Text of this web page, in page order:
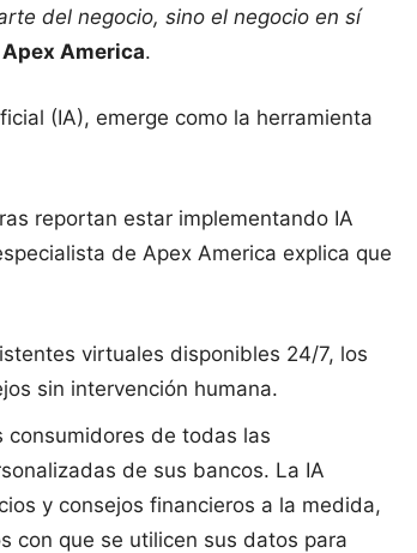
del negocio, sino el negocio en sí
Apex America.
(IA), emerge como la herramienta
reportan estar implementando IA
de Apex America explica que
virtuales disponibles 24/7, los
sin intervención humana.
consumidores de todas las
de sus bancos. La IA
y consejos financieros a la medida,
con que se utilicen sus datos para